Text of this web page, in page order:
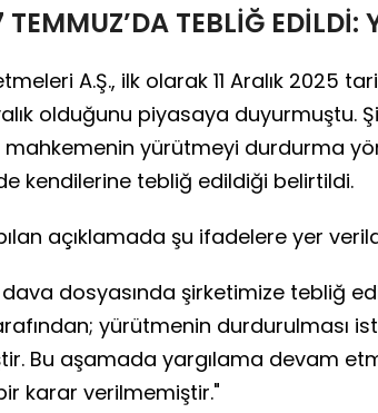
TEMMUZ’DA TEBLİĞ
A.Ş., ilk olarak 11 Aralık 2025
olduğunu piyasaya duyurmuştu.
mahkemenin yürütmeyi durdurma
kendilerine tebliğ edildiği belirtildi.
açıklamada şu ifadelere yer
dosyasında şirketimize tebliğ
yürütmenin durdurulması
Bu aşamada yargılama devam
karar verilmemiştir."